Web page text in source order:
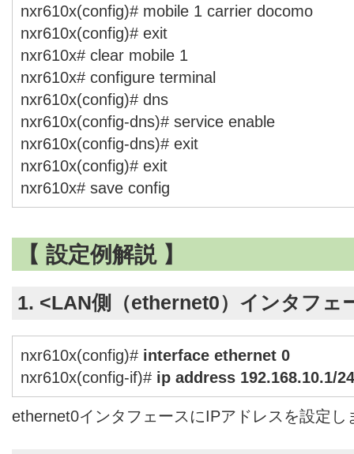
nxr610x(config)# mobile 1 carrier docomo
nxr610x(config)# exit
nxr610x# clear mobile 1
nxr610x# configure terminal
nxr610x(config)# dns
nxr610x(config-dns)# service enable
nxr610x(config-dns)# exit
nxr610x(config)# exit
nxr610x# save config
【 設定例解説 】
1. <LAN側（ethernet0）インタフェ
nxr610x(config)# interface ethernet 0
nxr610x(config-if)# ip address 192.168.10.1/24
ethernet0インタフェースにIPアドレスを設定し